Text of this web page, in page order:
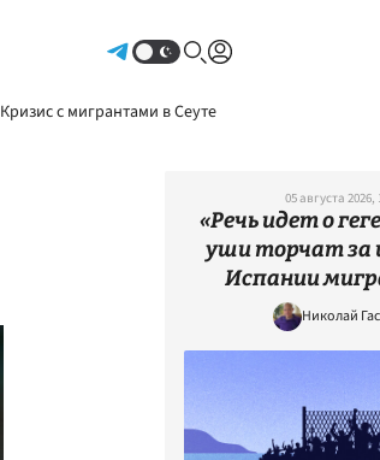
Кризис с мигрантами в Сеуте
05 августа 2026,
«Речь идет о
уши торчат
Испании
Николай